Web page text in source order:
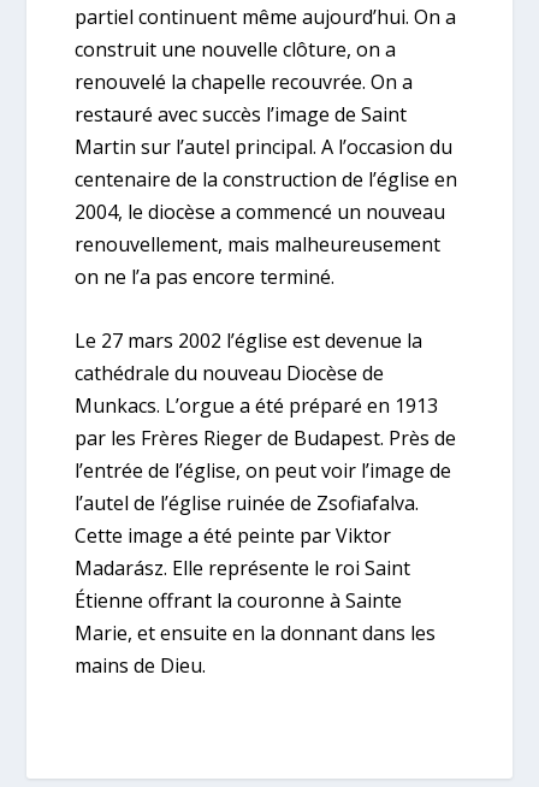
partiel continuent même aujourd’hui. On a
construit une nouvelle clôture, on a
renouvelé la chapelle recouvrée. On a
restauré avec succès l’image de Saint
Martin sur l’autel principal. A l’occasion du
centenaire de la construction de l’église en
2004, le diocèse a commencé un nouveau
renouvellement, mais malheureusement
on ne l’a pas encore terminé.
Le 27 mars 2002 l’église est devenue la
cathédrale du nouveau Diocèse de
Munkacs. L’orgue a été préparé en 1913
par les Frères Rieger de Budapest. Près de
l’entrée de l’église, on peut voir l’image de
l’autel de l’église ruinée de Zsofiafalva.
Cette image a été peinte par Viktor
Madarász. Elle représente le roi Saint
Étienne offrant la couronne à Sainte
Marie, et ensuite en la donnant dans les
mains de Dieu.